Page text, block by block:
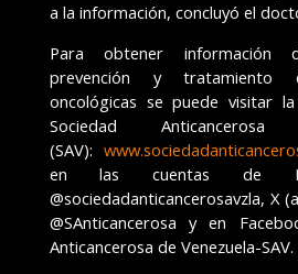
a la información, concluyó el
Para obtener información
prevención y tratamiento
oncológicas se puede visitar
Sociedad
(SAV):
en las cuentas de
@sociedadanticancerosavzla, X
@SAnticancerosa y en
Anticancerosa de Venezuela-SAV.